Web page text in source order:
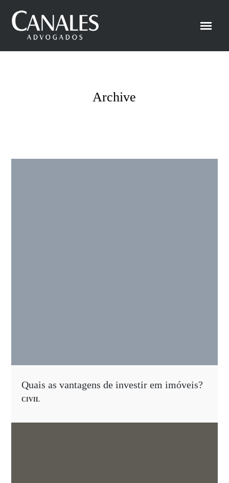
Archive
Quais as vantagens de investir em imóveis?
CIVIL